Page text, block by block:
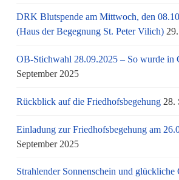
DRK Blutspende am Mittwoch, den
(Haus der Begegnung St. Peter Vilich)
OB-Stichwahl 28.09.2025 – So wurde in
September 2025
Rückblick auf die Friedhofsbegehung 28.
Einladung zur Friedhofsbegehung am
September 2025
Strahlender Sonnenschein und glückliche